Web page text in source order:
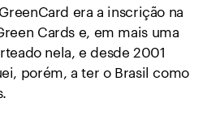
era a inscrição na
Cards e, em mais uma
nela, e desde 2001
porém, a ter o Brasil como